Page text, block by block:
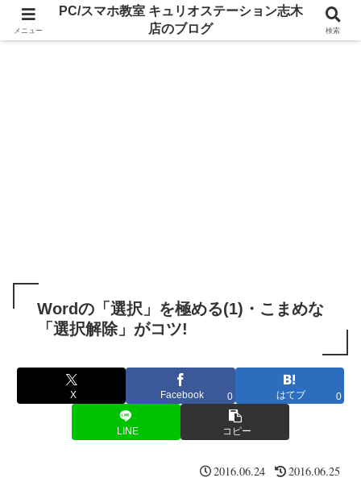
Wordの「選択」を極める(1)・こまめな
「選択解除」がコツ!
X Facebook 0 はてブ 0
LINE コピー
2016.06.24 2016.06.25
メニュー
PC/スマホ教室 キュリオステーション志木
店のブログ
検索